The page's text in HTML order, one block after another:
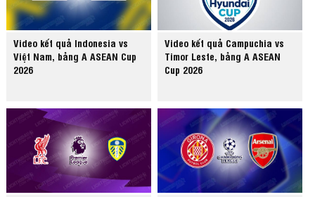
Video kết quả Indonesia vs
Việt Nam, bảng A ASEAN Cup
2026
Video kết quả Campuchia vs
Timor Leste, bảng A ASEAN
Cup 2026